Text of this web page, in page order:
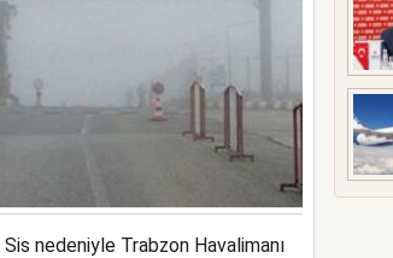
nedeniyle Trabzon Havalimanı